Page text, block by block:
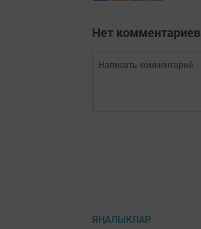
Нет комментариев
ЯҢАЛЫКЛАР